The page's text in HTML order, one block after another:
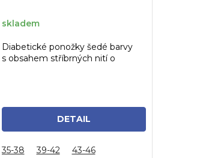
skladem
DETAIL
Diabetické ponožky šedé barvy
s obsahem stříbrných nití o
35-38 39-42 43-46